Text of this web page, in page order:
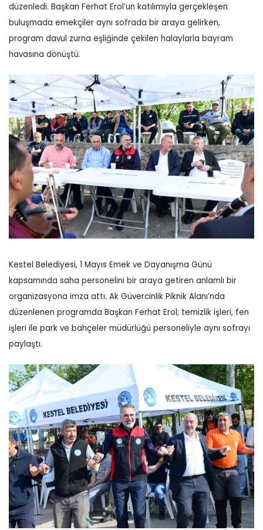
düzenledi. Başkan Ferhat Erol’un katılımıyla gerçekleşen
buluşmada emekçiler aynı sofrada bir araya gelirken,
program davul zurna eşliğinde çekilen halaylarla bayram
havasına dönüştü.
Kestel Belediyesi, 1 Mayıs Emek ve Dayanışma Günü
kapsamında saha personelini bir araya getiren anlamlı bir
organizasyona imza attı. Ak Güvercinlik Piknik Alanı’nda
düzenlenen programda Başkan Ferhat Erol; temizlik işleri, fen
işleri ile park ve bahçeler müdürlüğü personeliyle aynı sofrayı
paylaştı.